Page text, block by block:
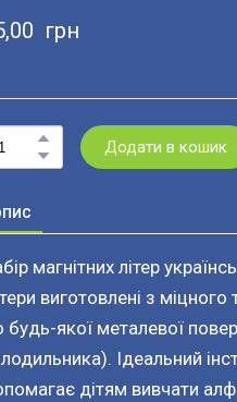
грн
Додати в кошик
магнітних літер
виготовлені з
будь-якої металевої
Ідеальний
дітям вивчати